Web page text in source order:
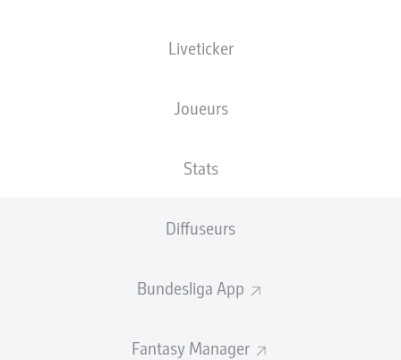
Liveticker
Joueurs
Stats
Diffuseurs
Bundesliga App
Fantasy Manager